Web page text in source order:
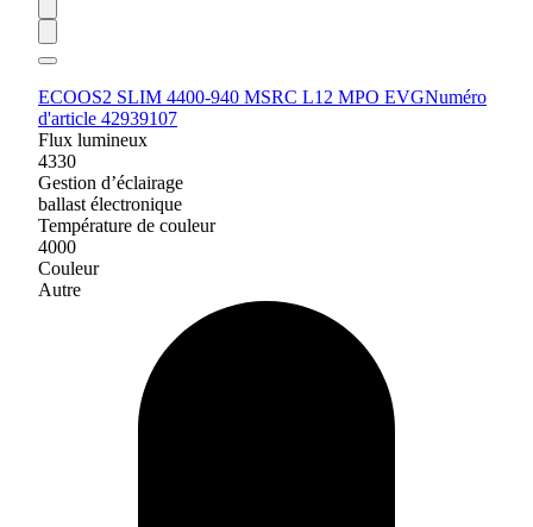
ECOOS2 SLIM 4400-940 MSRC L12 MPO EVGNuméro
d'article 42939107
Flux lumineux
4330
Gestion d’éclairage
ballast électronique
Température de couleur
4000
Couleur
Autre